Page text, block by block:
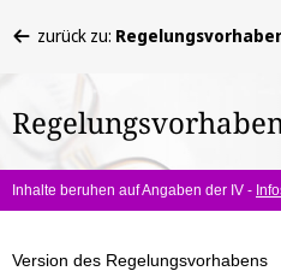
befinden
hier:
zurück zu:
Inhalte beruhen auf Angaben der IV -
Version des Regelungsvorhabens